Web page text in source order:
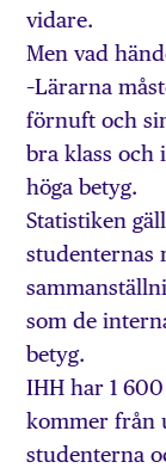
vidare.
Men vad
–Lärarna
förnuft och
bra klass och
höga betyg.
Statistiken
studenternas
som de
betyg.
IHH har 1
kommer från
studenterna